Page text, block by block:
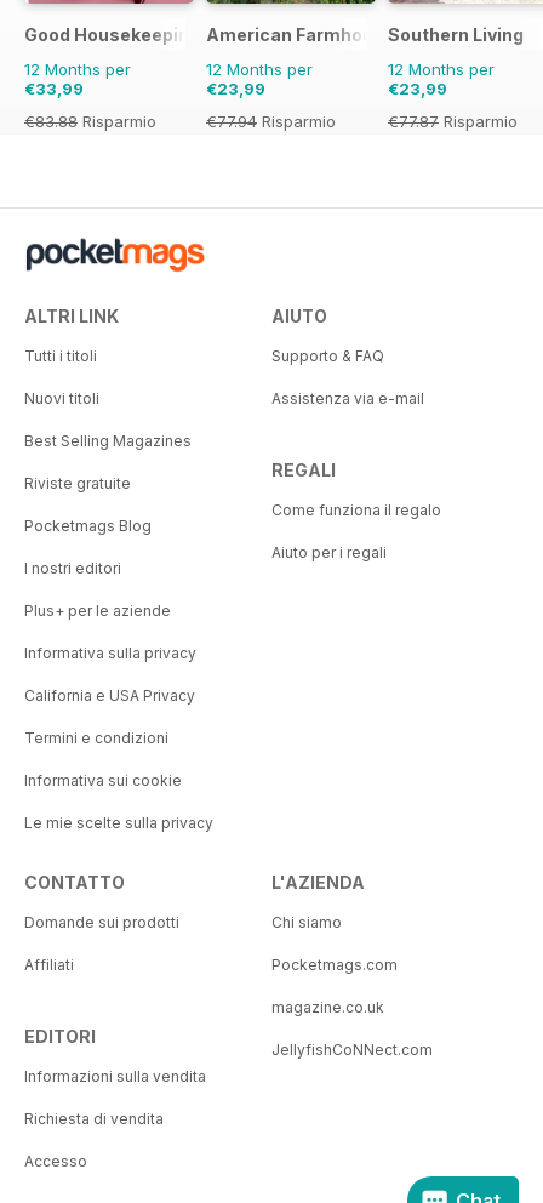
Good Housekeeping
12 Months per
€33,99
€83.88 Risparmio
American Farmhouse Style
12 Months per
€23,99
€77.94 Risparmio
Southern Living
12 Months per
€23,99
€77.87 Risparmio
ALTRI LINK
Tutti i titoli
Nuovi titoli
Best Selling Magazines
Riviste gratuite
Pocketmags Blog
I nostri editori
Plus+ per le aziende
Informativa sulla privacy
California e USA Privacy
Termini e condizioni
Informativa sui cookie
Le mie scelte sulla privacy
AIUTO
Supporto & FAQ
Assistenza via e-mail
REGALI
Come funziona il regalo
Aiuto per i regali
CONTATTO
Domande sui prodotti
Affiliati
EDITORI
Informazioni sulla vendita
Richiesta di vendita
Accesso
L'AZIENDA
Chi siamo
Pocketmags.com
magazine.co.uk
JellyfishCoNNect.com